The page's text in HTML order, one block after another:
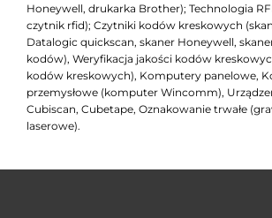
Honeywell, drukarka Brother); Technologia
czytnik rfid); Czytniki kodów kreskowych
Datalogic quickscan, skaner Honeywell,
kodów), Weryfikacja jakości kodów
kodów kreskowych), Komputery panelowe,
przemysłowe (komputer Wincomm),
Cubiscan, Cubetape, Oznakowanie trwałe
laserowe).